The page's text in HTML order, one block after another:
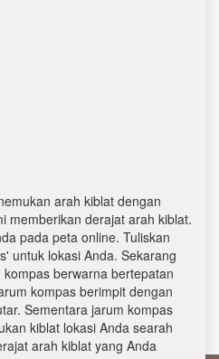
arah kiblat dengan
memberikan derajat arah kiblat.
pada peta online. Tuliskan
untuk lokasi Anda. Sekarang
berwarna bertepatan
kompas berimpit dengan
Sementara jarum kompas
kiblat lokasi Anda searah
arah kiblat yang Anda